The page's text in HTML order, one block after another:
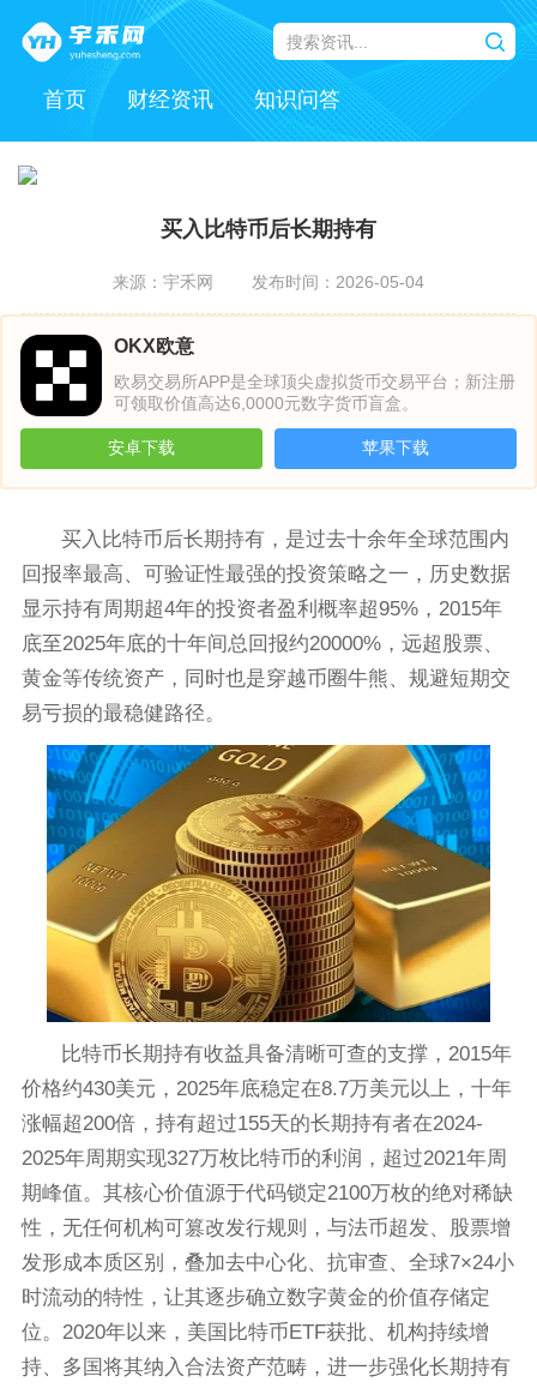
首页 财经资讯 知识问答
买入比特币后长期持有
来源：宇禾网 发布时间：2026-05-04
OKX欧意
欧易交易所APP是全球顶尖虚拟货币交易平台；新注册
可领取价值高达6,0000元数字货币盲盒。
安卓下载 苹果下载
买入比特币后长期持有，是过去十余年全球范围内
回报率最高、可验证性最强的投资策略之一，历史数据
显示持有周期超4年的投资者盈利概率超95%，2015年
底至2025年底的十年间总回报约20000%，远超股票、
黄金等传统资产，同时也是穿越币圈牛熊、规避短期交
易亏损的最稳健路径。
比特币长期持有收益具备清晰可查的支撑，2015年
价格约430美元，2025年底稳定在8.7万美元以上，十年
涨幅超200倍，持有超过155天的长期持有者在2024-
2025年周期实现327万枚比特币的利润，超过2021年周
期峰值。其核心价值源于代码锁定2100万枚的绝对稀缺
性，无任何机构可篡改发行规则，与法币超发、股票增
发形成本质区别，叠加去中心化、抗审查、全球7×24小
时流动的特性，让其逐步确立数字黄金的价值存储定
位。2020年以来，美国比特币ETF获批、机构持续增
持、多国将其纳入合法资产范畴，进一步强化长期持有